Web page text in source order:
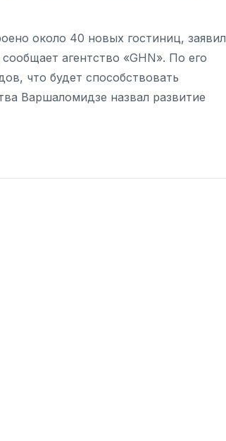
около 40 новых гостиниц, заявил
агентство «GHN». По его
что будет способствовать
Варшаломидзе назвал развитие